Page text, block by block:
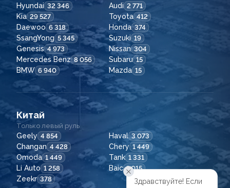
Hyundai 32 346 Audi 2 771
Kia 29 527 Toyota 412
Daewoo 6 318 Honda 374
SsangYong 5 345 Suzuki 19
Genesis 4 973 Nissan 304
Mercedes Benz 8 056 Subaru 15
BMW 6 940 Mazda 15
Китай
Только левый руль
Geely 4 854 Haval 3 073
Changan 4 428 Chery 1 449
Omoda 1 449 Tank 1 331
Li Auto 1 258 Baic 1 015
Zeekr 378
Здравствуйте! Если